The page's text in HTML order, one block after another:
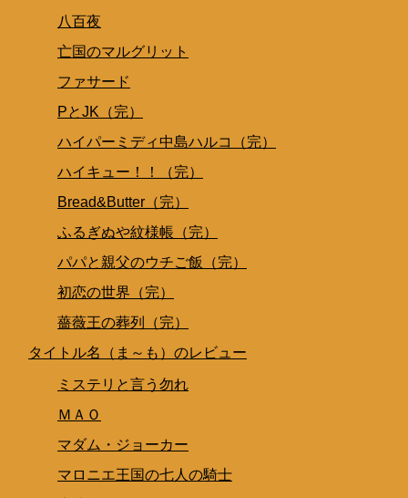
八百夜
亡国のマルグリット
ファサード
PとJK（完）
ハイパーミディ中島ハルコ（完）
ハイキュー！！（完）
Bread&Butter（完）
ふるぎぬや紋様帳（完）
パパと親父のウチご飯（完）
初恋の世界（完）
薔薇王の葬列（完）
タイトル名（ま～も）のレビュー
ミステリと言う勿れ
ＭＡＯ
マダム・ジョーカー
マロニエ王国の七人の騎士